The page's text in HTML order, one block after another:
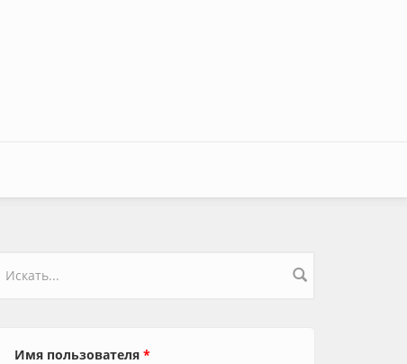
Форма поиска
Имя пользователя *